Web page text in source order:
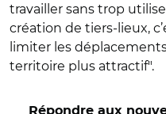
travailler sans trop
création de tiers-lieux,
limiter les
territoire plus attractif".
Répondre aux